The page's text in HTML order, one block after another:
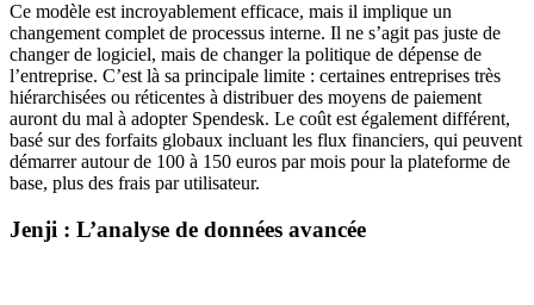
Ce modèle est incroyablement efficace, mais il implique un
changement complet de processus interne. Il ne s’agit pas juste de
changer de logiciel, mais de changer la politique de dépense de
l’entreprise. C’est là sa principale limite : certaines entreprises très
hiérarchisées ou réticentes à distribuer des moyens de paiement
auront du mal à adopter Spendesk. Le coût est également différent,
basé sur des forfaits globaux incluant les flux financiers, qui peuvent
démarrer autour de 100 à 150 euros par mois pour la plateforme de
base, plus des frais par utilisateur.
Jenji : L’analyse de données avancée